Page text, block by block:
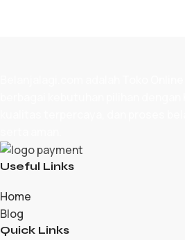
Useful Links
Home
Blog
Quick Links